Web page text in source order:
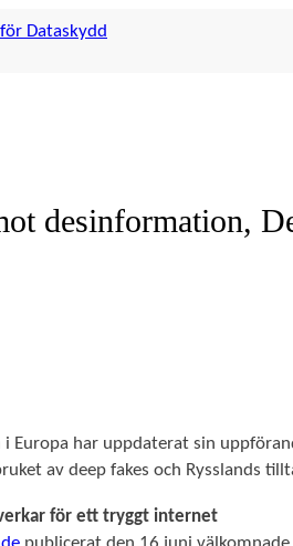
desinformation,
i Europa har uppdaterat sin
av deep fakes och Rysslands
för ett tryggt internet